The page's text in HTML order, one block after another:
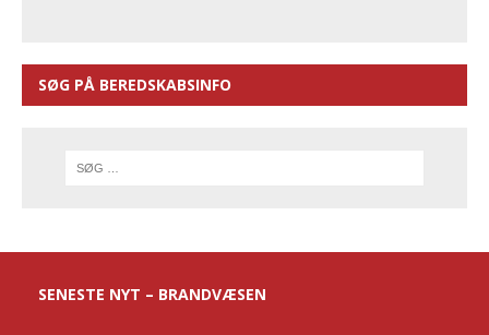
SØG PÅ BEREDSKABSINFO
SENESTE NYT – BRANDVÆSEN